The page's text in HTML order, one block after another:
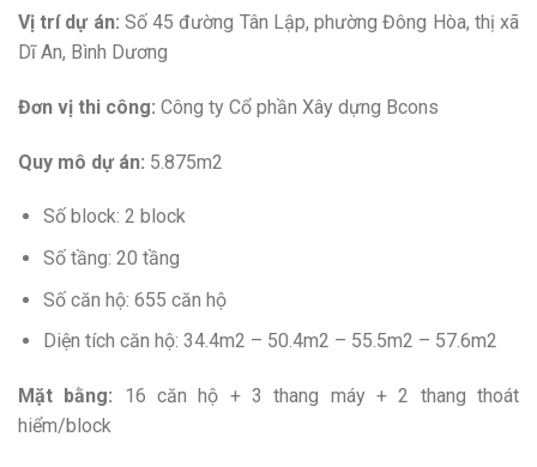
Vị trí dự án: Số 45 đường Tân Lập, phường Đông Hòa, thị xã
Dĩ An, Bình Dương
Đơn vị thi công: Công ty Cổ phần Xây dựng Bcons
Quy mô dự án: 5.875m2
Số block: 2 block
Số tầng: 20 tầng
Số căn hộ: 655 căn hộ
Diện tích căn hộ: 34.4m2 – 50.4m2 – 55.5m2 – 57.6m2
Mặt bằng: 16 căn hộ + 3 thang máy + 2 thang thoát
hiểm/block